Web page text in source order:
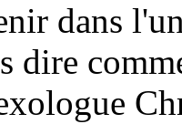
dans
dire